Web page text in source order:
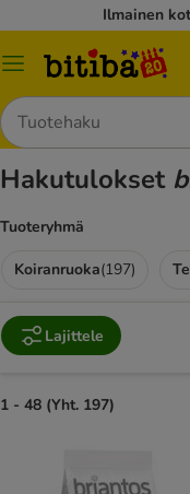
Ilmainen
Katalogivalikko
Hae
Hakutulokset
Tuoteryhmä
Koiranruoka(197)
Lajittele
1 - 48 (Yht. 197)